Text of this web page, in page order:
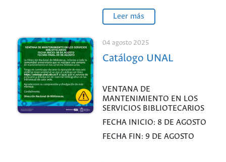
Transformativos
2025
Leer más
04 agosto 2025
Catálogo UNAL
VENTANA DE
MANTENIMIENTO EN LOS
SERVICIOS BIBLIOTECARIOS
FECHA INICIO: 8 DE AGOSTO
FECHA FIN: 9 DE AGOSTO